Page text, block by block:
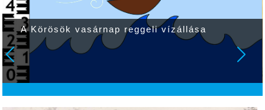
A Körösök vasárnap reggeli vízállása